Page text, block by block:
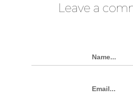
Leave a